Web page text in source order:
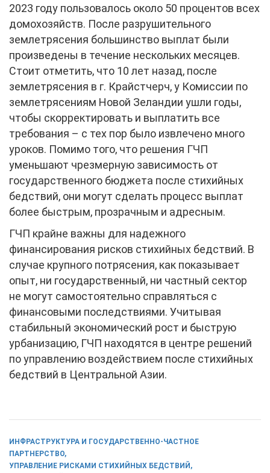
2023 году пользовалось около 50 процентов всех
домохозяйств. После разрушительного
землетрясения большинство выплат были
произведены в течение нескольких месяцев.
Стоит отметить, что 10 лет назад, после
землетрясения в г. Крайстчерч, у Комиссии по
землетрясениям Новой Зеландии ушли годы,
чтобы скорректировать и выплатить все
требования – с тех пор было извлечено много
уроков. Помимо того, что решения ГЧП
уменьшают чрезмерную зависимость от
государственного бюджета после стихийных
бедствий, они могут сделать процесс выплат
более быстрым, прозрачным и адресным.
ГЧП крайне важны для надежного
финансирования рисков стихийных бедствий. В
случае крупного потрясения, как показывает
опыт, ни государственный, ни частный сектор
не могут самостоятельно справляться с
финансовыми последствиями. Учитывая
стабильный экономический рост и быструю
урбанизацию, ГЧП находятся в центре решений
по управлению воздействием после стихийных
бедствий в Центральной Азии.
ИНФРАСТРУКТУРА И ГОСУДАРСТВЕННО-ЧАСТНОЕ
ПАРТНЕРСТВО
УПРАВЛЕНИЕ РИСКАМИ СТИХИЙНЫХ БЕДСТВИЙ